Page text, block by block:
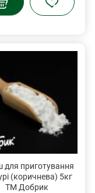
для приготування
(коричнева) 5кг
ТМ Добрик